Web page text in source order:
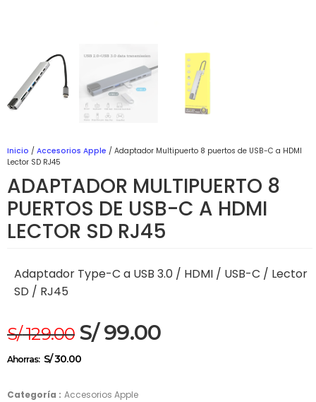
Inicio / Accesorios Apple / Adaptador Multipuerto 8 puertos de USB-C a HDMI
Lector SD RJ45
ADAPTADOR MULTIPUERTO 8
PUERTOS DE USB-C A HDMI
LECTOR SD RJ45
Adaptador Type-C a USB 3.0 / HDMI / USB-C / Lector
SD / RJ45
S/129.00 S/99.00
Ahorras: S/30.00
Categoría : Accesorios Apple